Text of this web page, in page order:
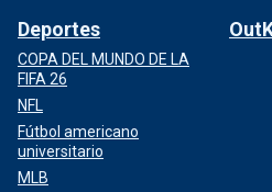
Deportes
COPA DEL MUNDO DE LA
FIFA 26
NFL
Fútbol americano
universitario
MLB